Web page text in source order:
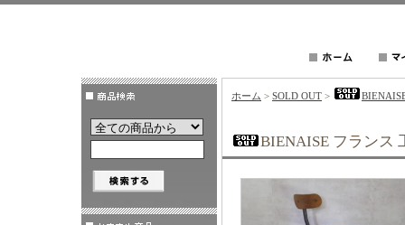
ホーム > SOLD OUT >
BIENAISE フランス